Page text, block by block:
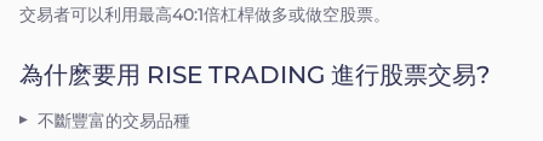
交易者可以利用最高40:1倍杠桿做多或做空股票。
為什麽要用 RISE TRADING 進行股票交易?
不斷豐富的交易品種